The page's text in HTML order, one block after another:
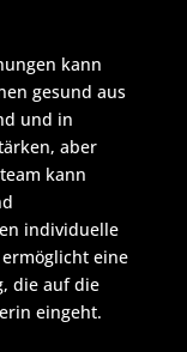
kann
gesund aus
und in
aber
kann
individuelle
eine
die auf die
eingeht.